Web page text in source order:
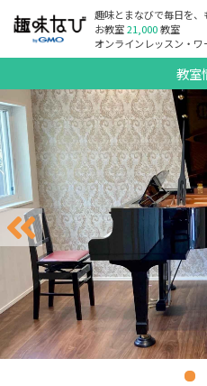
趣味とまなびで毎日を、
お教室21,000教室
オンラインレッスン・
教室